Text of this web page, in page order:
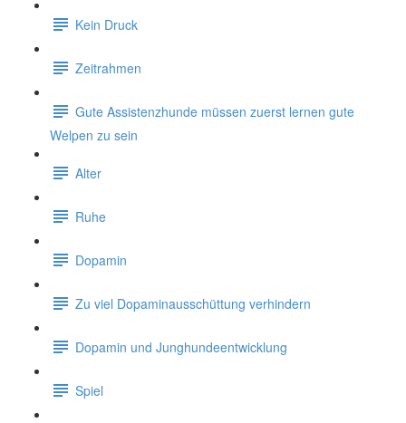
Kein Druck
Zeitrahmen
Gute Assistenzhunde müssen zuerst lernen gute
Welpen zu sein
Alter
Ruhe
Dopamin
Zu viel Dopaminausschüttung verhindern
Dopamin und Junghundeentwicklung
Spiel